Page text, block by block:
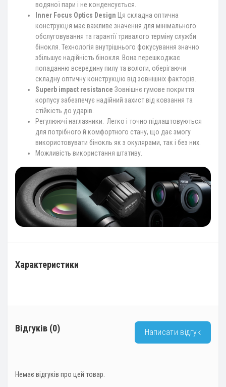
водяної пари і не конденсується.
Inner Focus Optics Design Ця складна оптична
конструкція має важливе значення для мінімального
обслуговування та гарантії тривалого терміну служби
бінокля. Технологія внутрішнього фокусування значно
збільшує надійність бінокля. Вона перешкоджає
попаданню всередину пилу та вологи, оберігаючи
складну оптичну конструкцію від зовнішніх факторів.
Superb impact resistance Зовнішнє гумове покриття
корпусу забезпечує надійний захист від ковзання та
стійкість до ударів.
Регулюючі наглазники. Легко і точно підлаштовуються
для потрібного й комфортного стану, що дає змогу
використовувати бінокль як з окулярами, так і без них.
Можливість використання штативу.
Характеристики
Відгуків (0) Написати відгук
Немає відгуків про цей товар.